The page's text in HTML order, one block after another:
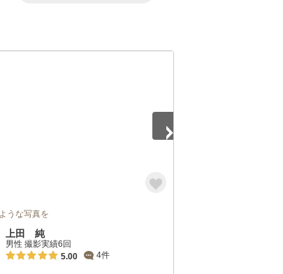
うな写真を
上田 純
男性 撮影実績6回
5.00
4件